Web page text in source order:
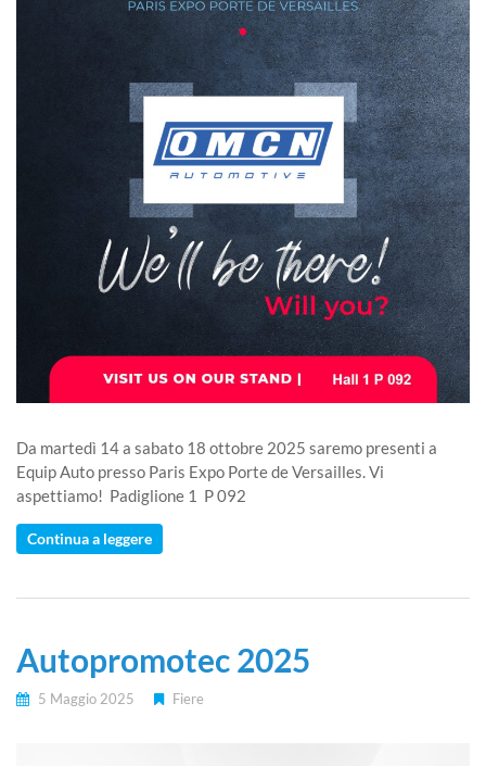
Da martedì 14 a sabato 18 ottobre 2025 saremo presenti a
Equip Auto presso Paris Expo Porte de Versailles. Vi
aspettiamo! Padiglione 1 P 092
Continua a leggere
Autopromotec 2025
5 Maggio 2025 Fiere